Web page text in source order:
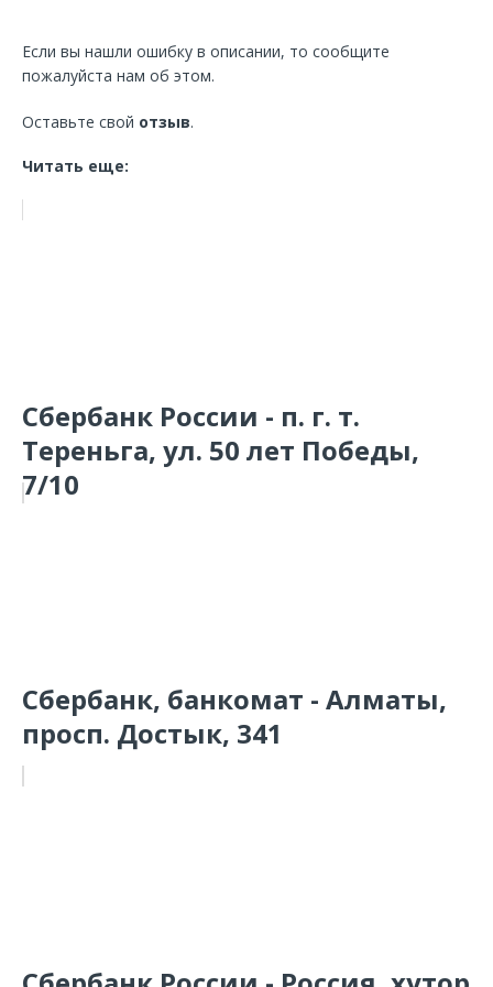
Если вы нашли ошибку в описании, то сообщите
пожалуйста нам об этом.
Оставьте свой отзыв.
Читать еще:
Сбербанк России - п. г. т.
Тереньга, ул. 50 лет Победы,
7/10
Сбербанк, банкомат - Алматы,
просп. Достык, 341